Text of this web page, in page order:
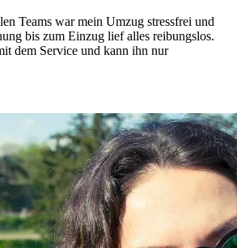
Teams war mein Umzug stressfrei und
bis zum Einzug lief alles reibungslos.
dem Service und kann ihn nur